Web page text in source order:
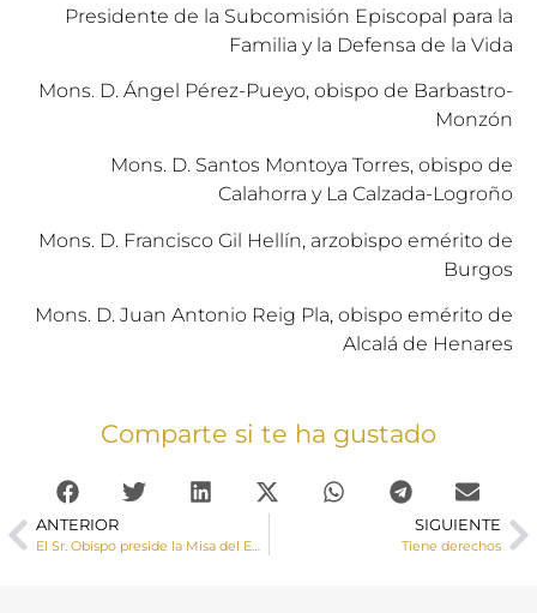
Presidente de la Subcomisión Episcopal para la
Familia y la Defensa de la Vida
Mons. D. Ángel Pérez-Pueyo, obispo de Barbastro-
Monzón
Mons. D. Santos Montoya Torres, obispo de
Calahorra y La Calzada-Logroño
Mons. D. Francisco Gil Hellín, arzobispo emérito de
Burgos
Mons. D. Juan Antonio Reig Pla, obispo emérito de
Alcalá de Henares
Comparte si te ha gustado
ANTERIOR
El Sr. Obispo preside la Misa del Enfermo de la Hospitalidad de Lourdes
SIGUIENTE
Tiene derechos